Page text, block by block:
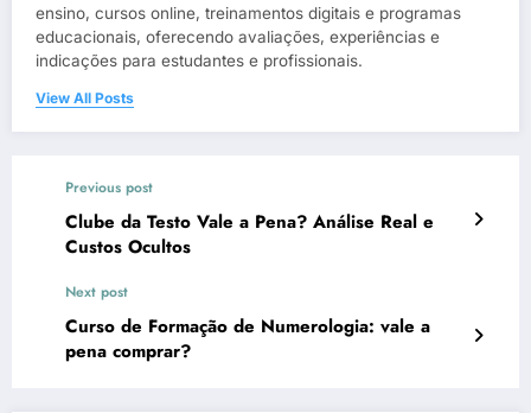
ensino, cursos online, treinamentos digitais e programas
educacionais, oferecendo avaliações, experiências e
indicações para estudantes e profissionais.
View All Posts
Previous post
Clube da Testo Vale a Pena? Análise Real e
Custos Ocultos
Next post
Curso de Formação de Numerologia: vale a
pena comprar?